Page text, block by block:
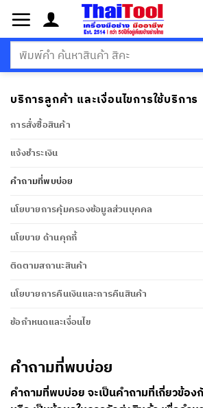
ยัง
เนื้อหา
ค้นหา:
บริการลูกค้า และเงื่อนไขการใช้บริการ
การสั่งซื้อสินค้า
แจ้งชำระเงิน
คำถามที่พบบ่อย
นโยบายการคุ้มครองข้อมูลส่วนบุคคล
นโยบาย ด้านคุกกี้
ติดตามสถานะสินค้า
นโยบายการคืนเงินและการคืนสินค้า
ข้อกำหนดและเงื่อนไข
คำถามที่พบบ่อย
คำถามที่พบบ่อย จะเป็นคำถามที่เกี่ยวข้อง